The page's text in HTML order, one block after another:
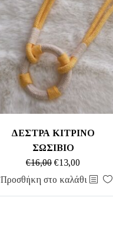
ΔΕΣΤΡΑ ΚΙΤΡΙΝΟ
ΣΩΣΙΒΙΟ
€16,00 Original
price
€13,00Η
τρέχουσα
Προσθήκη στο καλάθι